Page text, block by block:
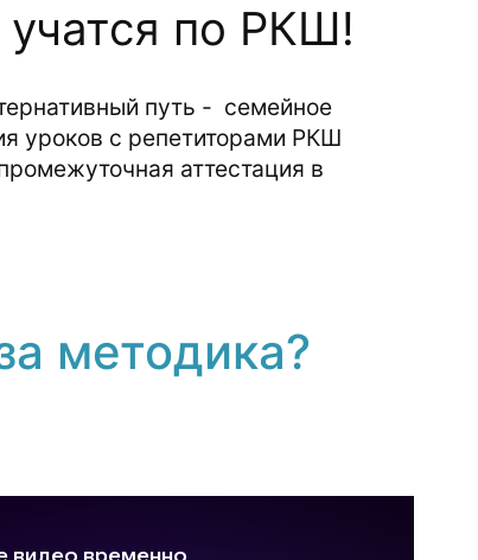
по РКШ!
путь - семейное
уроков с репетиторами РКШ
аттестация в
методика?